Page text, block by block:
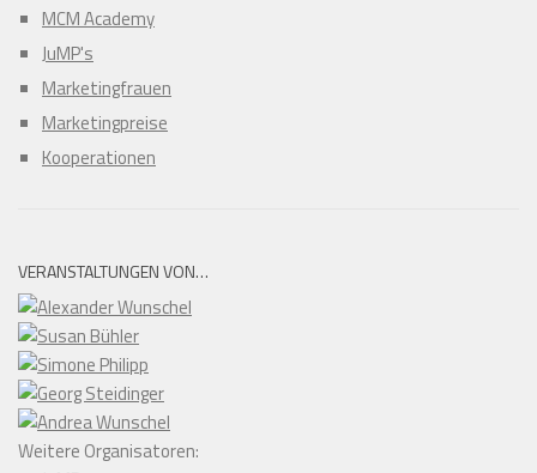
MCM Academy
JuMP's
Marketingfrauen
Marketingpreise
Kooperationen
VERANSTALTUNGEN VON…
Weitere Organisatoren: